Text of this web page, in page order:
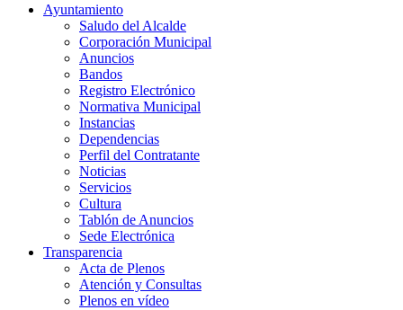
Ayuntamiento
Saludo del Alcalde
Corporación Municipal
Anuncios
Bandos
Registro Electrónico
Normativa Municipal
Instancias
Dependencias
Perfil del Contratante
Noticias
Servicios
Cultura
Tablón de Anuncios
Sede Electrónica
Transparencia
Acta de Plenos
Atención y Consultas
Plenos en vídeo